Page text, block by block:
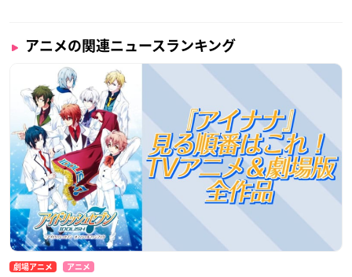
アニメの関連ニュースランキング
劇場アニメ アニメ